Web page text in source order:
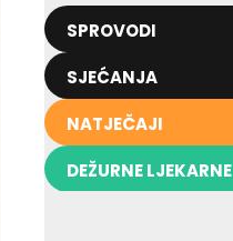
SPROVODI
SJEĆANJA
NATJEČAJI
DEŽURNE LJEKARNE